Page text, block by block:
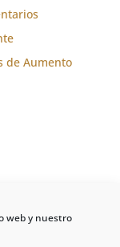
web y nuestro
de Aumento